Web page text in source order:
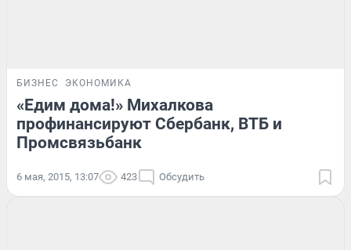
БИЗНЕС ЭКОНОМИКА
«Едим дома!» Михалкова
профинансируют Сбербанк, ВТБ и
Промсвязьбанк
6 мая, 2015, 13:07 423 Обсудить